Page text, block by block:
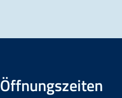
Öffnungszeiten